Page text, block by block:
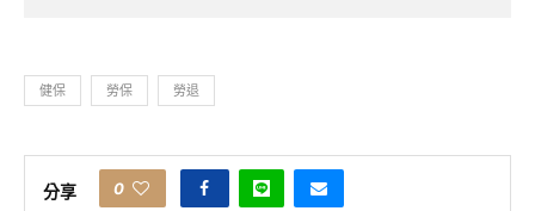
健保 勞保 勞退
分享 0